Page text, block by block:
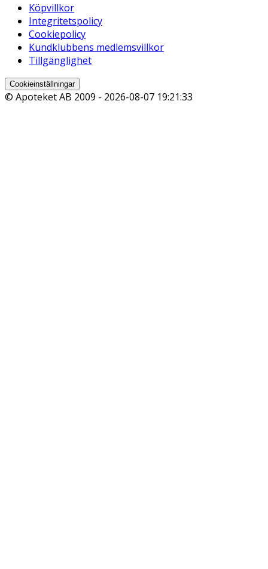
Köpvillkor
Integritetspolicy
Cookiepolicy
Kundklubbens medlemsvillkor
Tillgänglighet
Cookieinställningar
© Apoteket AB 2009 - 2026-08-07 19:21:33